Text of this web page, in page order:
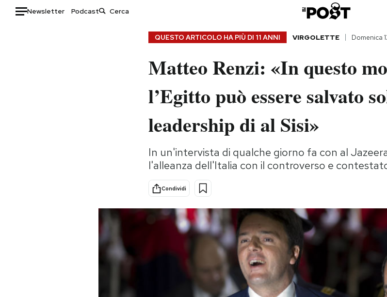
Newsletter Podcast
Storie/Idee
Mondiali calcio 2026
QUESTO ARTICOLO HA PIÙ DI 11 ANNI VIRGOLETTE Domenica
Matteo Renzi: «In questo
l’Egitto può essere salvato
leadership di al Sisi»
In un'intervista di qualche giorno fa con al
l'alleanza dell'Italia con il controverso e
Condividi